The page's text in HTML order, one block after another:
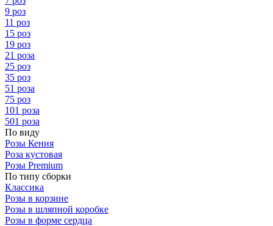
9 роз
11 роз
15 роз
19 роз
21 роза
25 роз
35 роз
51 роза
75 роз
101 роза
501 роза
По виду
Розы Кения
Роза кустовая
Розы Premium
По типу сборки
Классика
Розы в корзине
Розы в шляпной коробке
Розы в форме сердца